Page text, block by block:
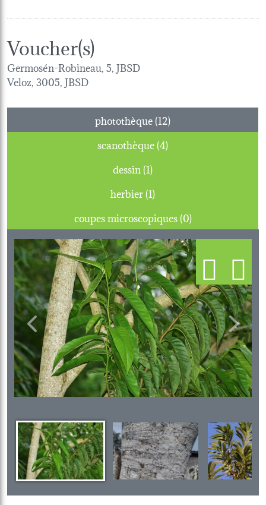
Voucher(s)
Germosén-Robineau, 5, JBSD
Veloz, 3005, JBSD
photothèque (12)
scanothèque (4)
dessin (1)
herbier (1)
coupes microscopiques (0)
Previous Next